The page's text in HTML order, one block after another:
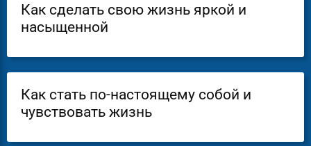
Как сделать свою жизнь яркой и
насыщенной
Как стать по-настоящему собой и
чувствовать жизнь